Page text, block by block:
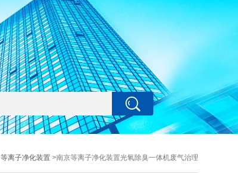
等离子净化装置>南京等离子净化装置光氧除臭一体机废气治理